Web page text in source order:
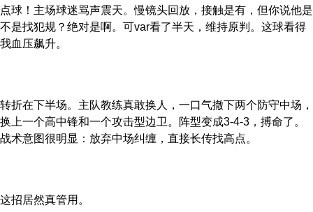
点球！主场球迷骂声震天。慢镜头回放，接触是有，但你说他是
不是找犯规？绝对是啊。可var看了半天，维持原判。这球看得
我血压飙升。
转折在下半场。主队教练真敢换人，一口气撤下两个防守中场，
换上一个高中锋和一个攻击型边卫。阵型变成3-4-3，搏命了。
战术意图很明显：放弃中场纠缠，直接长传找高点。
这招居然真管用。